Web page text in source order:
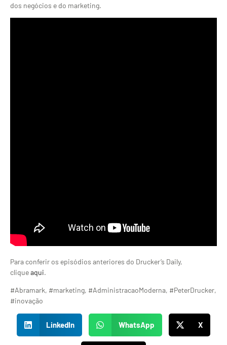
dos negócios e do marketing.
Para conferir os episódios anteriores do Drucker’s Daily,
cliqueaqui.
#Abramark, #marketing, #AdministracaoModerna, #PeterDrucker,
#inovação
LinkedIn WhatsApp X